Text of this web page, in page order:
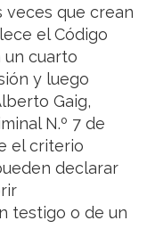
veces que crean
el Código
un cuarto
y luego
Gaig,
N.º 7 de
el criterio
declarar
testigo o de un